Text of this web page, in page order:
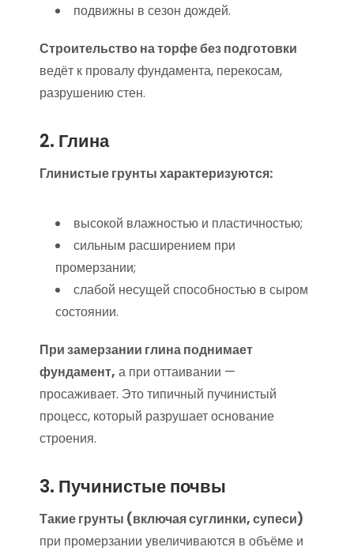
подвижны в сезон дождей.
Строительство на торфе без подготовки
ведёт к провалу фундамента, перекосам,
разрушению стен.
2. Глина
Глинистые грунты характеризуются:
высокой влажностью и пластичностью;
сильным расширением при
промерзании;
слабой несущей способностью в сыром
состоянии.
При замерзании глина поднимает
фундамент, а при оттаивании —
просаживает. Это типичный пучинистый
процесс, который разрушает основание
строения.
3. Пучинистые почвы
Такие грунты (включая суглинки, супеси)
при промерзании увеличиваются в объёме и